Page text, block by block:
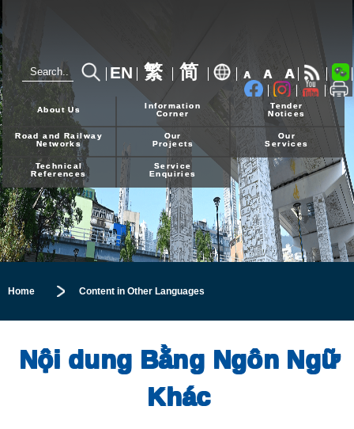
EN 繁 简 A A A
24-hour Hotline 2926 4111
About Us
Information
Corner
Tender
Notices
Road and Railway
Networks
Our
Projects
Our
Services
Technical
References
Service
Enquiries
Home Content in Other Languages
Nội dung Bằng Ngôn Ngữ
Khác